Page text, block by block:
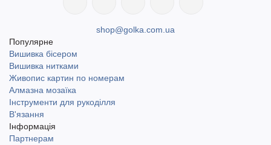
shop@golka.com.ua
Популярне
Вишивка бісером
Вишивка нитками
Живопис картин по номерам
Алмазна мозаїка
Інструменти для рукоділля
В'язання
Інформація
Партнерам